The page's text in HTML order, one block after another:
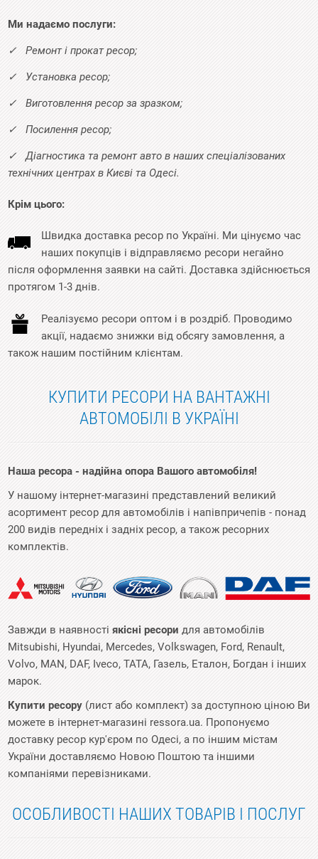
Ми надаємо послуги:
✓ Ремонт і прокат ресор;
✓ Установка ресор;
✓ Виготовлення ресор за зразком;
✓ Посилення ресор;
✓ Діагностика та ремонт авто в наших спеціалізованих
технічних центрах в Києві та Одесі.
Крім цього:
Швидка доставка ресор по Україні. Ми цінуємо час
наших покупців і відправляємо ресори негайно
після оформлення заявки на сайті. Доставка здійснюється
протягом 1-3 днів.
Реалізуємо ресори оптом і в роздріб. Проводимо
акції, надаємо знижки від обсягу замовлення, а
також нашим постійним клієнтам.
КУПИТИ РЕСОРИ НА ВАНТАЖНІ
АВТОМОБІЛІ В УКРАЇНІ
Наша ресора - надійна опора Вашого автомобіля!
У нашому інтернет-магазині представлений великий
асортимент ресор для автомобілів і напівпричепів - понад
200 видів передніх і задніх ресор, а також ресорних
комплектів.
Завжди в наявності якісні ресори для автомобілів
Mitsubishi, Hyundai, Mercedes, Volkswagen, Ford, Renault,
Volvo, MAN, DAF, Iveco, TATA, Газель, Еталон, Богдан і інших
марок.
Купити ресору (лист або комплект) за доступною ціною Ви
можете в інтернет-магазині ressora.ua. Пропонуємо
доставку ресор кур'єром по Одесі, а по іншим містам
України доставляємо Новою Поштою та іншими
компаніями перевізниками.
ОСОБЛИВОСТІ НАШИХ ТОВАРІВ І ПОСЛУГ